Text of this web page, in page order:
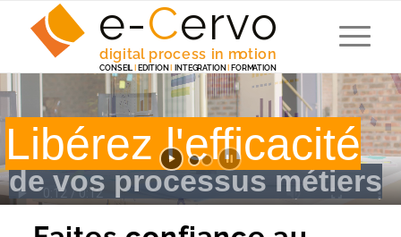
e-Cervo
digital process in motion
CONSEIL EDITION INTEGRATION FORMATION
de vos processus métiers
Libérez l'efficacité